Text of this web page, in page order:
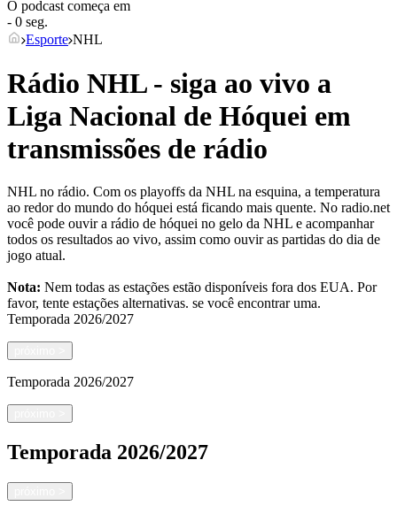
O podcast começa em
- 0 seg.
Esporte NHL
Rádio NHL - siga ao vivo a
Liga Nacional de Hóquei em
transmissões de rádio
NHL no rádio. Com os playoffs da NHL na esquina, a temperatura
ao redor do mundo do hóquei está ficando mais quente. No radio.net
você pode ouvir a rádio de hóquei no gelo da NHL e acompanhar
todos os resultados ao vivo, assim como ouvir as partidas do dia de
jogo atual.
Nota: Nem todas as estações estão disponíveis fora dos EUA. Por
favor, tente estações alternativas. se você encontrar uma.
Temporada 2026/2027
Temporada 2026/2027
Temporada 2026/2027